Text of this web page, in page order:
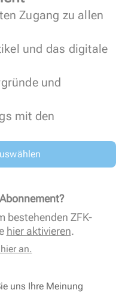
Zugang zu allen
und das digitale
und
mit den
bestehenden ZFK-
hier aktivieren.
an.
uns Ihre Meinung